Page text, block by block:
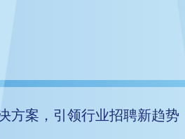
方案，引领行业招聘新趋势